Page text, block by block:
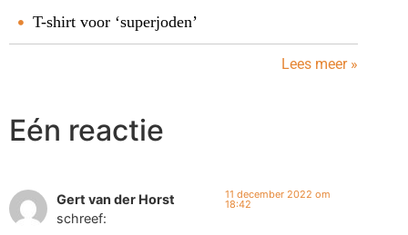
T-shirt voor ‘superjoden’
Lees meer »
Eén reactie
Gert van der Horst
schreef:
11 december 2022 om
18:42